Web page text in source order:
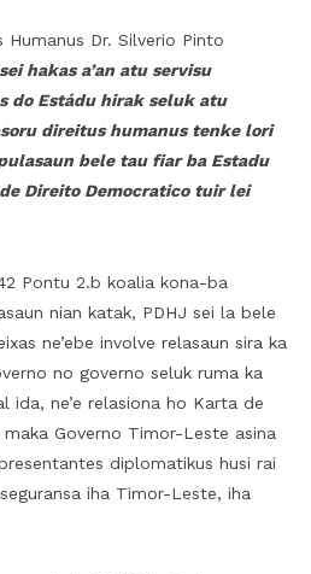
Dr. Silverio Pinto
hakas a’an atu servisu
do Estádu hirak seluk atu
direitus humanus tenke lori
bele tau fiar ba Estadu
de Direito Democratico tuir lei
Pontu 2.b koalia kona-ba
nian katak, PDHJ sei la bele
ne’ebe involve relasaun sira ka
no governo seluk ruma ka
ida, ne’e relasiona ho Karta de
maka Governo Timor-Leste asina
diplomatikus husi rai
iha Timor-Leste, iha